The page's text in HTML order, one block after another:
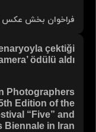
فراخوان بخش عکس
çektiği
ödülü aldı
Photographers
Edition of the
“Five” and
Biennale in Iran